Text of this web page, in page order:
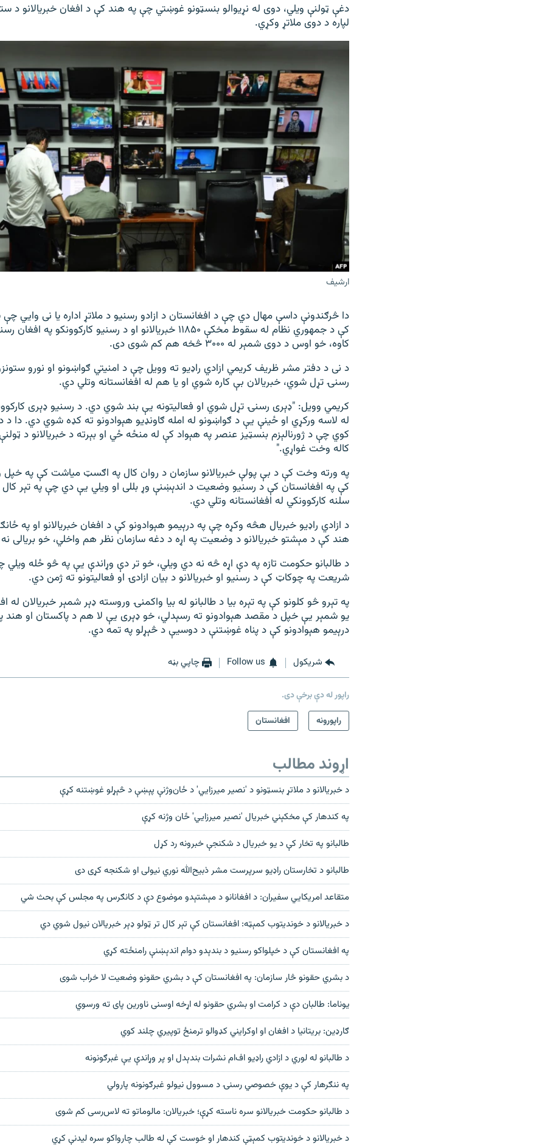
دغې ټولنې ویلي، دوی له نړیوالو بنسټونو غوښتي چې په هند کې د افغان خبریالانو د
لپاره د دوی ملاتړ وکړي.
ارشیف
دا څرګندونې داسې مهال دي چې د افغانستان د ازادو رسنیو د ملاتړ اداره یا نی وايي چې
کې د جمهوري نظام له سقوط مخکې ۱۱۸۵۰ خبریالانو او د رسنیو کارکوونکو په
کاوه، خو اوس د دوی شمېر له ۳۰۰۰ څخه هم کم شوی دی.
د نی د دفتر مشر ظریف کریمي ازادي راډيو ته وویل چې د امنیتي ګواښونو او نورو
رسنۍ تړل شوي، خبریالان بې کاره شوي او یا هم له افغانستانه وتلي دي.
کریمي وویل: "ډېری رسنۍ تړل شوي او فعالیتونه یې بند شوي دي. د رسنیو ډېری
له لاسه ورکړي او ځینې یې د ګواښونو له امله ګاونډیو هېوادونو ته کډه شوي دي. دا
کوي چې د ژورنالېزم بنسټیز عنصر په هېواد کې له منځه ځي او بېرته د خبريالانو د
کاله وخت غواړي."
په ورته وخت کې د بې پولې خبریالانو سازمان د روان کال په اګسټ میاشت کې په خپل
سلنه کارکوونکي له افغانستانه وتلي دي.
د ازادي راډیو خبریال هڅه وکړه چې په درېيمو هېوادونو کې د افغان خبريالانو او په
هند کې د مېشتو خبريالانو د وضعيت په اړه د دغه سازمان نظر هم واخلي، خو بريالی
د طالبانو حکومت تازه په دې اړه څه نه دي ويلي، خو تر دې وړاندې يې په څو ځله ويلي
شريعت په چوکاټ کې د رسنيو او خبريالانو د بيان ازادۍ او فعاليتونو ته ژمن دي.
په تېرو څو کلونو کې په تېره بيا د طالبانو له بيا واکمنۍ وروسته ډېر شمېر خبريالان له
یو شمېر یې خپل د مقصد هېوادونو ته رسېدلي، خو ډېری یې لا هم د پاکستان او هند
درېيمو هېوادونو کې د پناه غوښتنې د دوسيې د څېړلو په تمه دي.
شريکول Follow us چاپي بڼه
راپور له دې برخې دی.
راپورونه
افغانستان
اړوند مطالب
د خبريالانو د ملاتړ بنسټونو د 'نصير ميرزايي' د ځان‌وژنې پېښې د څېړلو غوښتنه کړې
په کندهار کې مخکېني خبریال 'نصیر میرزايي' ځان وژنه کړې
طالبانو په تخار کې د یو خبریال د شکنجې خبرونه رد کړل
طالبانو د تخارستان راډيو سرپرست مشر ذبيح‌الله نوري نيولی او شکنجه کړی دی
متقاعد امريکايي سفيران: د افغانانو د مېشتېدو موضوع دې د کانګرس په مجلس کې بحث شي
د خبريالانو د خونديتوب کمېټه: افغانستان کې تېر کال تر ټولو ډېر خبريالان نيول شوي دي
په افغانستان کې د خپلواکو رسنیو د بندېدو دوام اندېښنې رامنځته کړي
د بشري حقونو څار سازمان: په افغانستان کې د بشري حقونو وضعیت لا خراب شوی
یوناما: طالبان دې د کرامت او بشري حقونو له اړخه اوسنی ناورین پای ته ورسوي
ګارډین: بریتانیا د افغان او اوکرایني کډوالو ترمنځ توپیري چلند کوي
د طالبانو له‌ لوري د ازادي راډيو اف‌ام نشرات بندېدل او پر وړاندې يې غبرګونونه
په ننګرهار کې د یوې خصوصي رسنۍ د مسوول نیولو غبرګونونه پارولي
د طالبانو حکومت خبريالانو سره ناسته کړې؛ خبريالان: مالوماتو ته لاس‌رسی کم شوی
د خبريالانو د خونديتوب کمېټې کندهار او خوست کې له طالب چارواکو سره ليدنې کړي